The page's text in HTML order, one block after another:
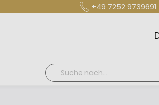
+49 7252 9739691
Suche